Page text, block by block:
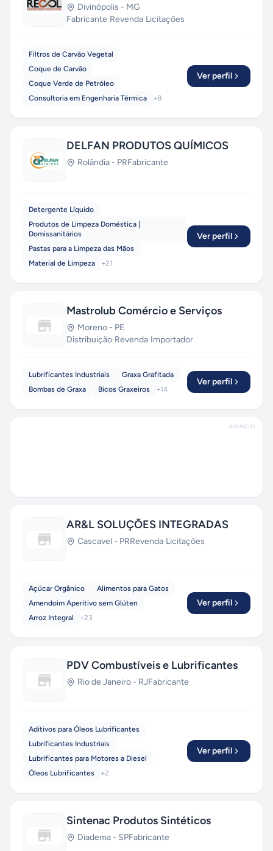
Divinópolis - MG
Fabricante·Revenda·Licitações
Filtros de Carvão Vegetal
Coque de Carvão
Coque Verde de Petróleo
Consultoria em Engenharia Térmica
+8
Ver perfil
DELFAN PRODUTOS QUÍMICOS
Rolândia - PRFabricante
Detergente Líquido
Produtos de Limpeza Doméstica |
Domissanitários
Pastas para a Limpeza das Mãos
Material de Limpeza
+21
Ver perfil
Mastrolub Comércio e Serviços
Moreno - PE
Distribuição·Revenda·Importador
Lubrificantes Industriais
Graxa Grafitada
Bombas de Graxa
Bicos Graxeiros +14
Ver perfil
ANÚNCIO
AR&L SOLUÇÕES INTEGRADAS
Cascavel - PRRevenda·Licitações
Açúcar Orgânico
Alimentos para Gatos
Amendoim Aperitivo sem Glúten
Arroz Integral
+23
Ver perfil
PDV Combustíveis e Lubrificantes
Rio de Janeiro - RJFabricante
Aditivos para Óleos Lubrificantes
Lubrificantes Industriais
Lubrificantes para Motores a Diesel
Óleos Lubrificantes
+2
Ver perfil
Sintenac Produtos Sintéticos
Diadema - SPFabricante